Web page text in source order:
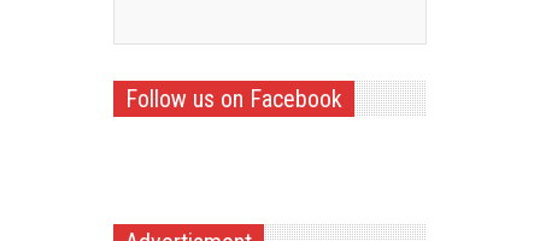
Follow us on Facebook